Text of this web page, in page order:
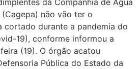
não vão ter o
cortado durante a pandemia do
19), conforme informou a
(19). O órgão acatou
Pública do Estado da